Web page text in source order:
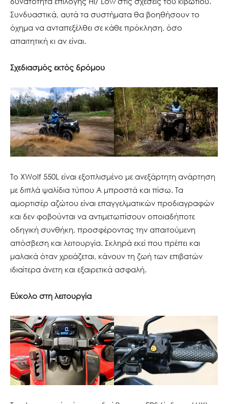
Συνδυαστικά, αυτά τα συστήματα θα βοηθήσουν το
όχημα να ανταπεξέλθει σε κάθε πρόκληση, όσο
απαιτητική κι αν είναι.
Σχεδιασμός εκτός δρόμου
Το XWolf 550L είναι εξοπλισμένο με ανεξάρτητη ανάρτηση
με διπλά ψαλίδια τύπου Α μπροστά και πίσω. Tα
αμορτισέρ αζώτου είναι επαγγελματικών προδιαγραφών
και δεν φοβούνται να αντιμετωπίσουν οποιαδήποτε
οδηγική συνθήκη, προσφέροντας την απαιτούμενη
απόσβεση και λειτουργία. Σκληρά εκεί που πρέπει και
μαλακά όταν χρειάζεται, κάνουν τη ζωή των επιβατών
ιδιαίτερα άνετη και εξαιρετικά ασφαλή.
Εύκολο στη λειτουργία